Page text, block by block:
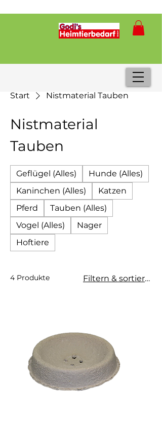
Start Nistmaterial Tauben
Nistmaterial
Tauben
Geflügel (Alles)
Hunde (Alles)
Kaninchen (Alles)
Katzen
Pferd
Tauben (Alles)
Vogel (Alles)
Nager
Hoftiere
4 Produkte Filtern & sortieren